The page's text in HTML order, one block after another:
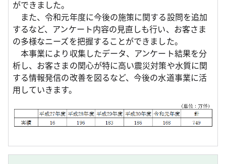
ができました。
また、令和元年度に今後の施策に関する設問を追加
するなど、アンケート内容の見直しも行い、お客さま
の多様なニーズを把握することができました。
本事業により収集したデータ、アンケート結果を分
析し、お客さまの関心が特に高い震災対策や水質に関
する情報発信の改善を図るなど、今後の水道事業に活
用していきます。